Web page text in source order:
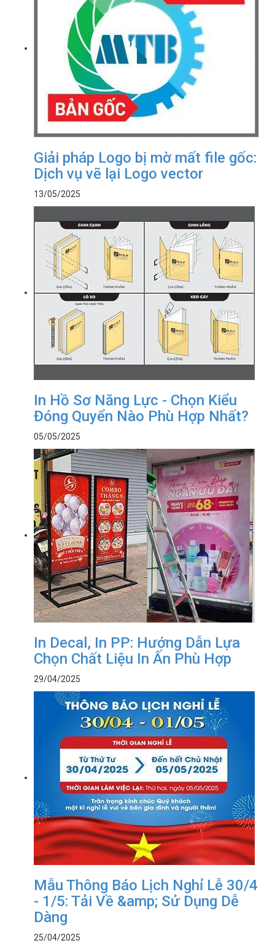
Giải pháp Logo bị mờ mất file gốc:
Dịch vụ vẽ lại Logo vector
13/05/2025
In Hồ Sơ Năng Lực - Chọn Kiểu
Đóng Quyển Nào Phù Hợp Nhất?
05/05/2025
In Decal, In PP: Hướng Dẫn Lựa
Chọn Chất Liệu In Ấn Phù Hợp
29/04/2025
Mẫu Thông Báo Lịch Nghỉ Lễ 30/4
- 1/5: Tải Về &amp; Sử Dụng Dễ
Dàng
25/04/2025